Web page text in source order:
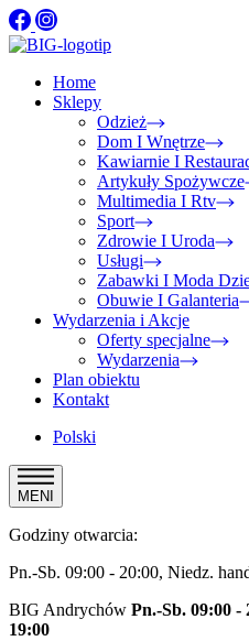
Home
Sklepy
Odzież
Dom I Wnętrze
Kawiarnie I
Artykuły Spożywcze
Multimedia I Rtv
Sport
Zdrowie I Uroda
Usługi
Zabawki I Moda
Obuwie I Galanteria
Wydarzenia i Akcje
Oferty specjalne
Wydarzenia
Plan obiektu
Kontakt
Polski
MENI
Godziny otwarcia:
Pn.-Sb. 09:00 - 20:00, Niedz.
BIG Andrychów Pn.-Sb. 09:00 -
19:00